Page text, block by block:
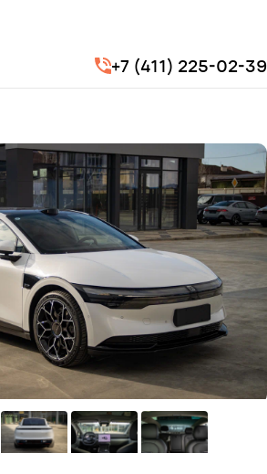
+7 (411) 225-02-39
Легковые автомобили
007 с водителем в